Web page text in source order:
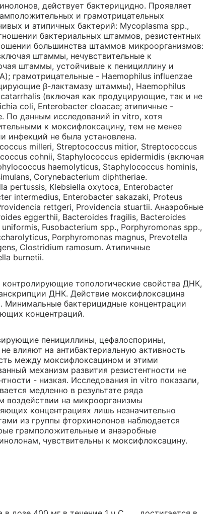
действует бактерицидно. Проявляет
и грамотрицательных
и атипичных бактерий: Mycoplasma spp.,
бактериальных штаммов, резистентных
большинства штаммов микроорганизмов:
штаммы, нечувствительные к
штаммы, устойчивые к пенициллину и
грамотрицательные - Haemophilus influenzae
β-лактамазу штаммы), Haemophilus
(включая как продуцирующие, так и не
coli, Enterobacter cloacae; атипичные -
По данным исследований in vitro, хотя
к моксифлоксацину, тем не менее
инфекций не была установлена.
milleri, Streptococcus mitior, Streptococcus
cohnii, Staphylococcus epidermidis (включая
haemolyticus, Staphylococcus hominis,
Corynebacterium diphtheriae.
pertussis, Klebsiella oxytoca, Enterobacter
intermedius, Enterobacter sakazaki, Proteus
rettgeri, Providencia stuartii. Анаэробные
eggerthii, Bacteroides fragilis, Bacteroides
Fusobacterium spp., Porphyromonas spp.,
Porphyromonas magnus, Prevotella
Clostridium ramosum. Атипичные
burnetii.
топологические свойства ДНК,
ДНК. Действие моксифлоксацина
Минимальные бактерицидные концентрации
концентраций.
пенициллины, цефалоспорины,
влияют на антибактериальную активность
между моксифлоксацином и этими
механизм развития резистентности не
- низкая. Исследования in vitro показали,
медленно в результате ряда
воздействии на микроорганизмы
концентрациях лишь незначительно
из группы фторхинолонов наблюдается
грамположительные и анаэробные
чувствительны к моксифлоксацину.